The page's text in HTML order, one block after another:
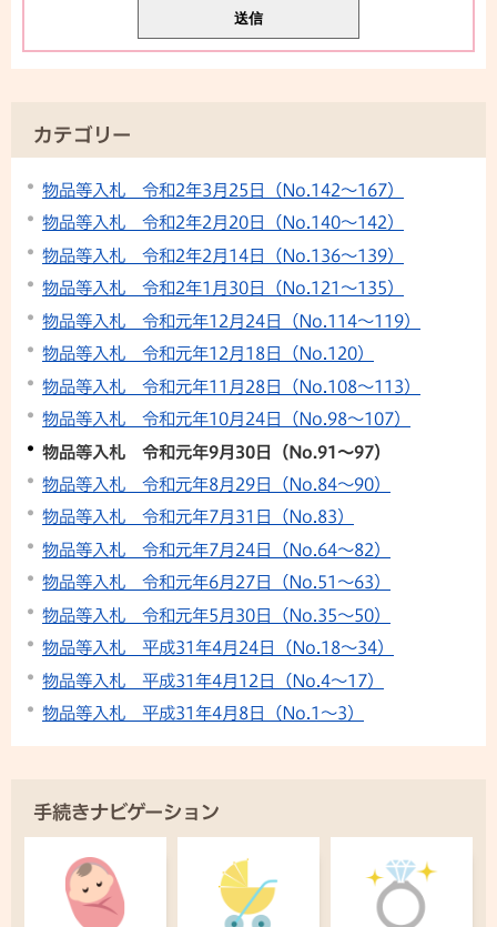
カテゴリー
物品等入札 令和2年3月25日（No.142～167）
物品等入札 令和2年2月20日（No.140～142）
物品等入札 令和2年2月14日（No.136～139）
物品等入札 令和2年1月30日（No.121～135）
物品等入札 令和元年12月24日（No.114～119）
物品等入札 令和元年12月18日（No.120）
物品等入札 令和元年11月28日（No.108～113）
物品等入札 令和元年10月24日（No.98～107）
物品等入札 令和元年9月30日（No.91～97）
物品等入札 令和元年8月29日（No.84～90）
物品等入札 令和元年7月31日（No.83）
物品等入札 令和元年7月24日（No.64～82）
物品等入札 令和元年6月27日（No.51～63）
物品等入札 令和元年5月30日（No.35～50）
物品等入札 平成31年4月24日（No.18～34）
物品等入札 平成31年4月12日（No.4～17）
物品等入札 平成31年4月8日（No.1～3）
手続きナビゲーション